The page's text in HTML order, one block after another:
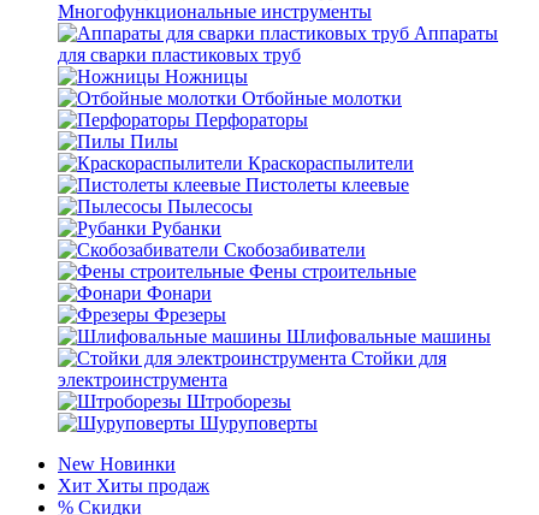
Многофункциональные инструменты
Аппараты
для сварки пластиковых труб
Ножницы
Отбойные молотки
Перфораторы
Пилы
Краскораспылители
Пистолеты клеевые
Пылесосы
Рубанки
Скобозабиватели
Фены строительные
Фонари
Фрезеры
Шлифовальные машины
Стойки для
электроинструмента
Штроборезы
Шуруповерты
New Новинки
Хит Хиты продаж
% Скидки